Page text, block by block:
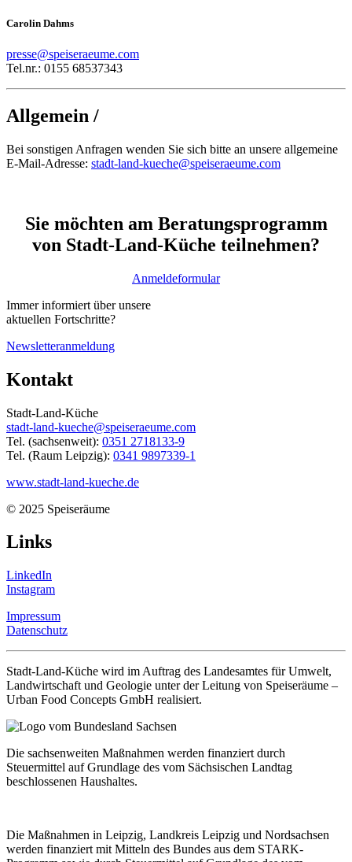
Carolin Dahms
presse@speiseraeume.com
Tel.nr.: 0155 68537343
Allgemein /
Bei sonstigen Anfragen wenden Sie sich bitte an unsere allgemeine
E-Mail-Adresse: stadt-land-kueche@speiseraeume.com
Sie möchten am Beratungsprogramm
von Stadt-Land-Küche teilnehmen?
Anmeldeformular
Immer informiert über unsere
aktuellen Fortschritte?
Newsletteranmeldung
Kontakt
Stadt-Land-Küche
stadt-land-kueche@speiseraeume.com
Tel. (sachsenweit): 0351 2718133-9
Tel. (Raum Leipzig): 0341 9897339-1
www.stadt-land-kueche.de
© 2025 Speiseräume
Links
LinkedIn
Instagram
Impressum
Datenschutz
Stadt-Land-Küche wird im Auftrag des Landesamtes für Umwelt,
Landwirtschaft und Geologie unter der Leitung von Speiseräume –
Urban Food Concepts GmbH realisiert.
Die sachsenweiten Maßnahmen werden finanziert durch
Steuermittel auf Grundlage des vom Sächsischen Landtag
beschlossenen Haushaltes.
Die Maßnahmen in Leipzig, Landkreis Leipzig und Nordsachsen
werden finanziert mit Mitteln des Bundes aus dem STARK-